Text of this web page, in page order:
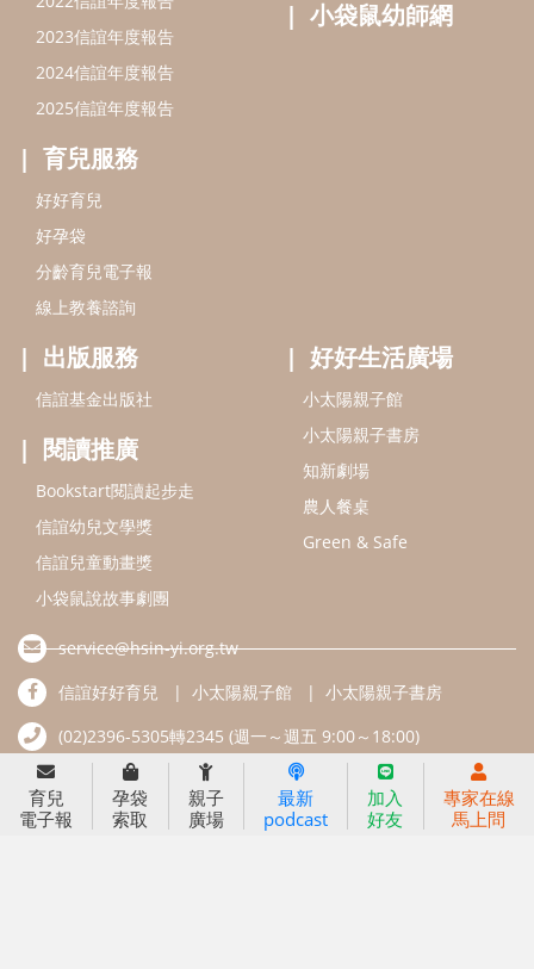
信誼基金會
信誼兒童發展國際研討會
2022信誼年度報告
2023信誼年度報告
2024信誼年度報告
2025信誼年度報告
育兒服務
好好育兒
好孕袋
分齡育兒電子報
線上教養諮詢
出版服務
信誼基金出版社
閱讀推廣
Bookstart閱讀起步走
信誼幼兒文學獎
信誼兒童動畫獎
小袋鼠說故事劇團
知新劇場
農人餐桌
Green & Safe
育兒
電子報
孕袋
索取
親子
廣場
最新
podcast
加入
好友
專家在線
馬上問